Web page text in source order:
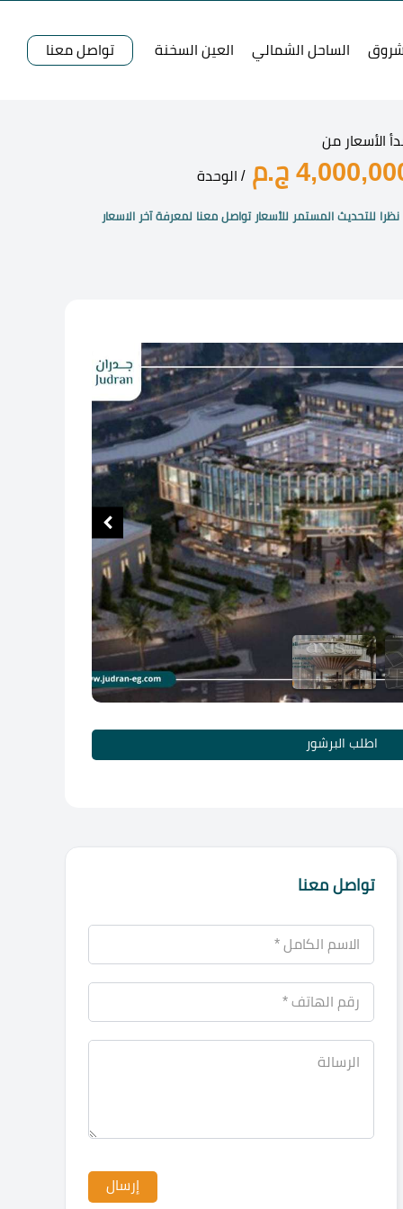
الساحل الشمالي العين السخنة تواصل معنا
الأسعار من
ج.م / الوحدة
نظرا للتحديث المستمر للأسعار تواصل معنا لمعرفة آخر الاسعار
اطلب البرشور
تواصل معنا